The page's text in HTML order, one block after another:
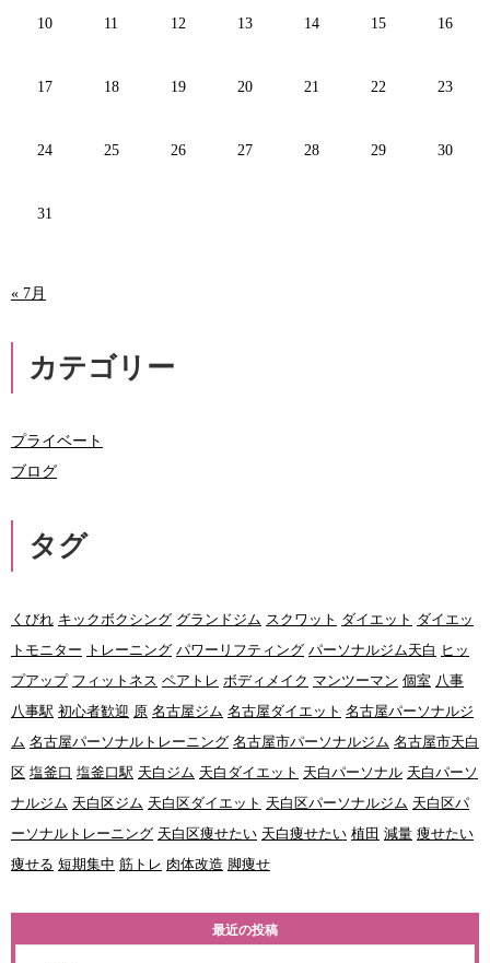
10 11 12 13 14 15 16
17 18 19 20 21 22 23
24 25 26 27 28 29 30
31
« 7月
カテゴリー
プライベート
ブログ
タグ
くびれ キックボクシング グランドジム スクワット ダイエット ダイエッ
トモニター トレーニング パワーリフティング パーソナルジム天白 ヒッ
プアップ フィットネス ペアトレ ボディメイク マンツーマン 個室 八事
八事駅 初心者歓迎 原 名古屋ジム 名古屋ダイエット 名古屋パーソナルジ
ム 名古屋パーソナルトレーニング 名古屋市パーソナルジム 名古屋市天白
区 塩釜口 塩釜口駅 天白ジム 天白ダイエット 天白パーソナル 天白パーソ
ナルジム 天白区ジム 天白区ダイエット 天白区パーソナルジム 天白区パ
ーソナルトレーニング 天白区痩せたい 天白痩せたい 植田 減量 痩せたい
痩せる 短期集中 筋トレ 肉体改造 脚痩せ
最近の投稿